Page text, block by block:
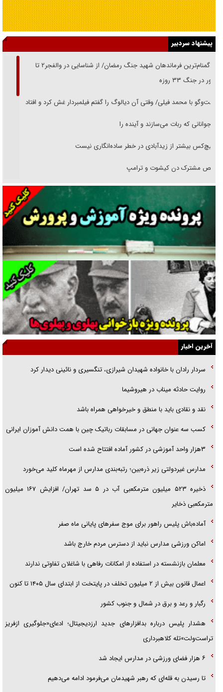
پیشنهاد سردبیر
از گمنام‌ترین فرماندهان شهید جنگ رمضان/ از شناسایی در والفجر۲ تا
حضور در جنگ ۳۳ روزه
گفت‌وگو با محمد فیلی/ وقتی آن دیالوگ را گفتم فیلمبردار غش کرد و افتاد
نوجوانانی که ربات می‌سازند و آینده را
هیچ‌کس بیشتر از زیدآبادی در خطر ساده‌انگاری نیست
رقص مشترک دن کیشوت و ترامپ
دنده دولت به واگذاری مسئله‌دار ایران‌خودرو/ خصوصی‌سازی یا انحصار؟
غریزه‌ی بقا و آقای باقی و رفقا
جراحی‌های زیبایی با مدرک فوق‌دیپلم! + گفت‌وگو با متهم
گفت‌وگو با همسر یکی از شهدای جنگ رمضان/ پیکر بی‌سر شهید را از
انگشت‌های پا شناسایی کردیم
نسلی که آنلاین الگو می‌گیرد
گفت‌وگو با آیت‌الله جاودان/ جفای مخالفان مکانت معنوی رهبر شهید را
ارتقا می‌داد
راننده مست به قانون می‌خندد
همه آقای دوربینی شده‌ایم!
قصه ناتمام سرویس مدارس
آخرین اخبار
سردار رادان با خانواده‌ شهیدان شیرازی، تنگسیری و نائینی دیدار کرد
روایت حادثه میناب در هیروشیما
نقد و نقادی باید با منطق و خیرخواهی همراه باشد
کسب سه عنوان جهانی در مسابقات رباتیک چین با همت دانش آموزان ایرانی
۳هزار واحد آموزشی در کشور آماده افتتاح شده است
مدارس غیردولتی زیر ذره‌بین؛ رتبه‌بندی مدارس از مهرماه کلید می‌خورد
ذخیره ۵۲۳ میلیون مترمکعبی آب در ۵ سد تهران/ افزایش ۱۶۷ میلیون
مترمکعبی ذخایر
آماده‌باش پلیس راهور برای موج سفرهای پایانی ماه صفر
اماکن ورزشی مدارس نباید از دسترس مردم خارج باشد
معلمان بازنشسته در استفاده از امکانات رفاهی با شاغلان تفاوتی ندارند
اعمال قانون بیش از ۲ میلیون تخلف در پایتخت از ابتدای سال ۱۴۰۵ تا کنون
رگبار و رعد و برق در شمال و جنوب کشور
هشدار پلیس درباره بدافزارهای جدید ارزدیجیتال؛ ادعای«جلوگیری ازفریز
تراست‌ولت»تله کلاهبرداری
۶ هزار فضای ورزشی در مدارس ایجاد شد
تا رسیدن به قله‌ای که رهبر شهیدمان می‌فرمود ادامه می‌دهیم